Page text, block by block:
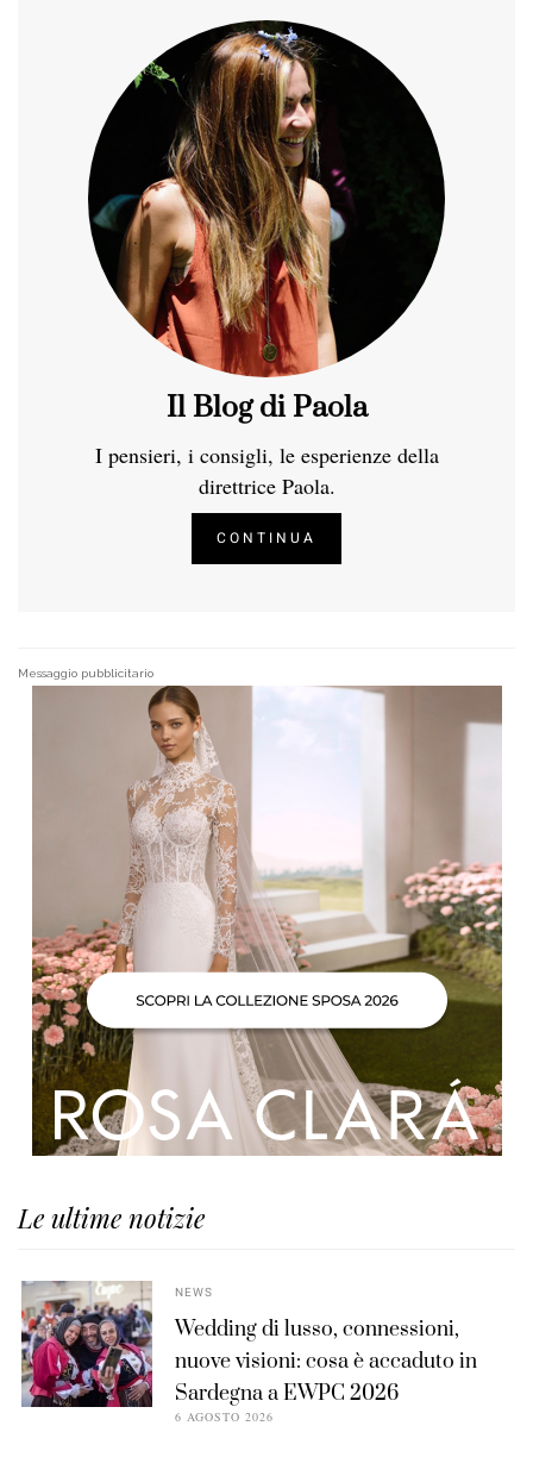
Il Blog di Paola
I pensieri, i consigli, le esperienze della
direttrice Paola.
CONTINUA
Messaggio pubblicitario
Le ultime notizie
NEWS
Wedding di lusso, connessioni,
nuove visioni: cosa è accaduto in
Sardegna a EWPC 2026
6 AGOSTO 2026